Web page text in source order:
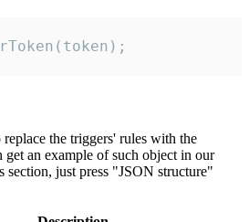
the triggers' rules with the
get an example of such object in our
section, just press "JSON structure"